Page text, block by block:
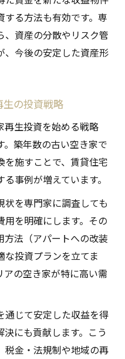
る方法も有効です。専
、資産の分散やリスク管
、今後の安定した資産形
の投資戦略
再生投資を始める戦略
築年数の古い空き家で
を施すことで、賃貸住宅
事例が増えています。
状を専門家に調査しても
用を明確にします。その
法（アパートへの改装
投資プランを立てま
の空き家が特に高い需
通じて安定した収益を得
にも貢献します。こう
税金・法規制や地域の再